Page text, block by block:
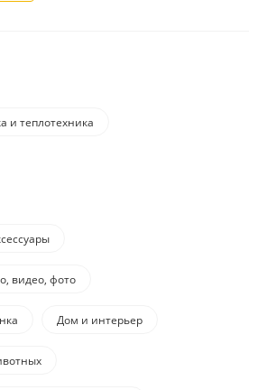
и теплотехника
видео, фото
Дом и интерьер